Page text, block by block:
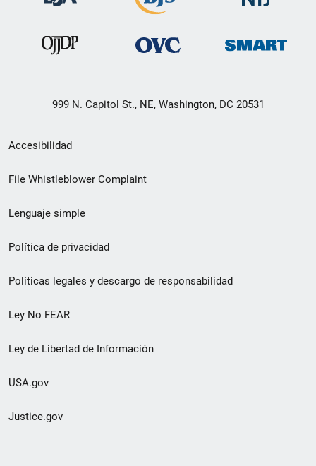
999 N. Capitol St., NE, Washington, DC 20531
Menú
de
de
pie
de
página
Accesibilidad
File Whistleblower Complaint
Lenguaje simple
Política de privacidad
Políticas legales y descargo de responsabilidad
Ley No FEAR
Ley de Libertad de Información
USA.gov
Justice.gov